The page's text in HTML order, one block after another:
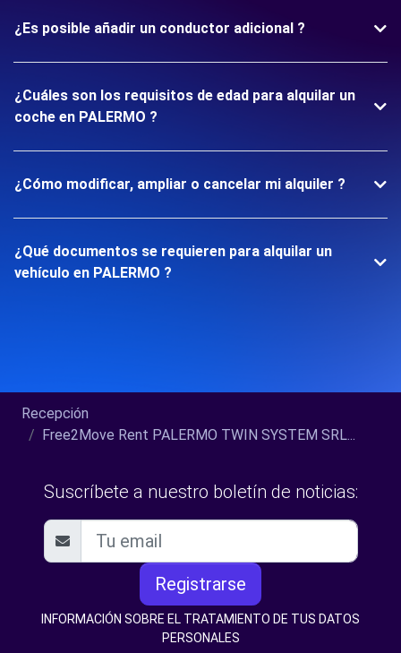
¿Es posible añadir un conductor adicional ?
¿Cuáles son los requisitos de edad para alquilar un
coche en PALERMO ?
¿Cómo modificar, ampliar o cancelar mi alquiler ?
¿Qué documentos se requieren para alquilar un
vehículo en PALERMO ?
Recepción
Free2Move Rent PALERMO TWIN SYSTEM SRL...
Suscríbete a nuestro boletín de noticias:
Registrarse
INFORMACIÓN SOBRE EL TRATAMIENTO DE TUS DATOS
PERSONALES